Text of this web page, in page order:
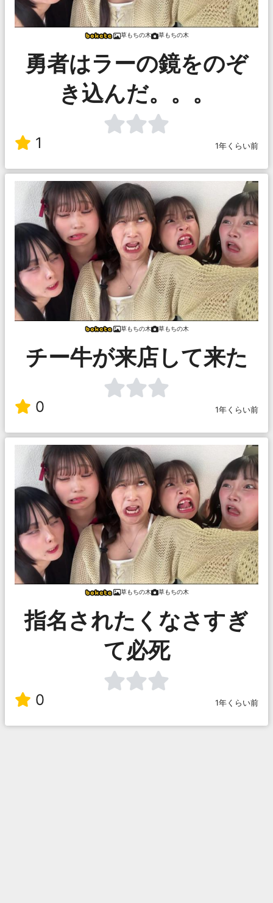
草もちの木 草もちの木
勇者はラーの鏡をのぞ
き込んだ。。。
1 1年くらい前
草もちの木 草もちの木
チー牛が来店して来た
0 1年くらい前
草もちの木 草もちの木
指名されたくなさすぎ
て必死
0 1年くらい前